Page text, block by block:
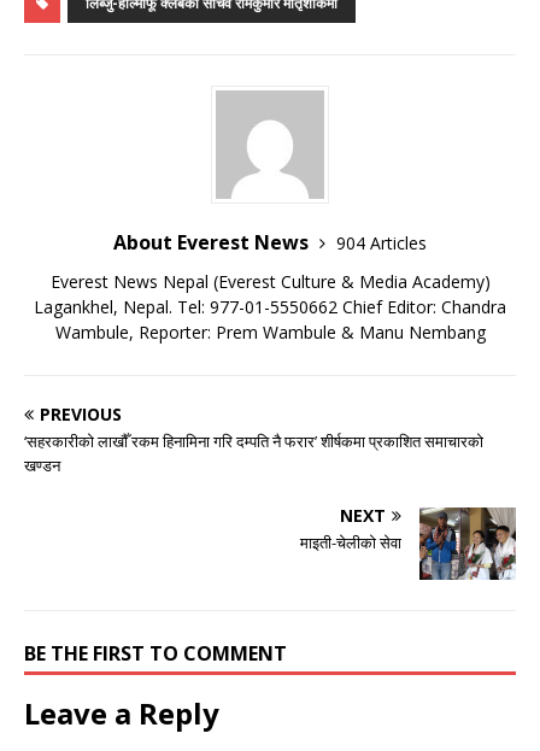
About Everest News
904 Articles
Everest News Nepal (Everest Culture & Media Academy)
Lagankhel, Nepal. Tel: 977-01-5550662 Chief Editor: Chandra
Wambule, Reporter: Prem Wambule & Manu Nembang
PREVIOUS
‘सहरकारीको लाखौँ रकम हिनामिना गरि दम्पति नै फरार’ शीर्षकमा प्रकाशित समाचारको
खण्डन
NEXT
माइती-चेलीको सेवा
BE THE FIRST TO COMMENT
Leave a Reply